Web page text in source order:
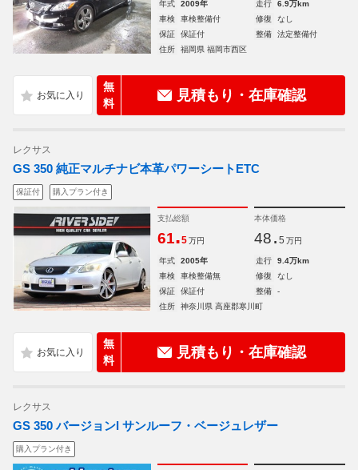
年式 2009年 走行
6.9万km
車検
車検整備付 修復
なし
保証
保証付 整備
法定整備付
住所
福岡県 福岡市西区
無
料
見積もり・在庫確認
レクサス
GS 350 純正マルチナビ本革パワーシートETC
保証付 購入プラン付き
支払総額
61.5 万円
本体価格
48. 5 万円
年式 2005年 走行
9.4万km
車検
車検整備無 修復
なし
保証
保証付 整備
-
住所
神奈川県 高座郡寒川町
無
料
見積もり・在庫確認
レクサス
GS 350 バージョンI サンルーフ・ベージュレザー
購入プラン付き